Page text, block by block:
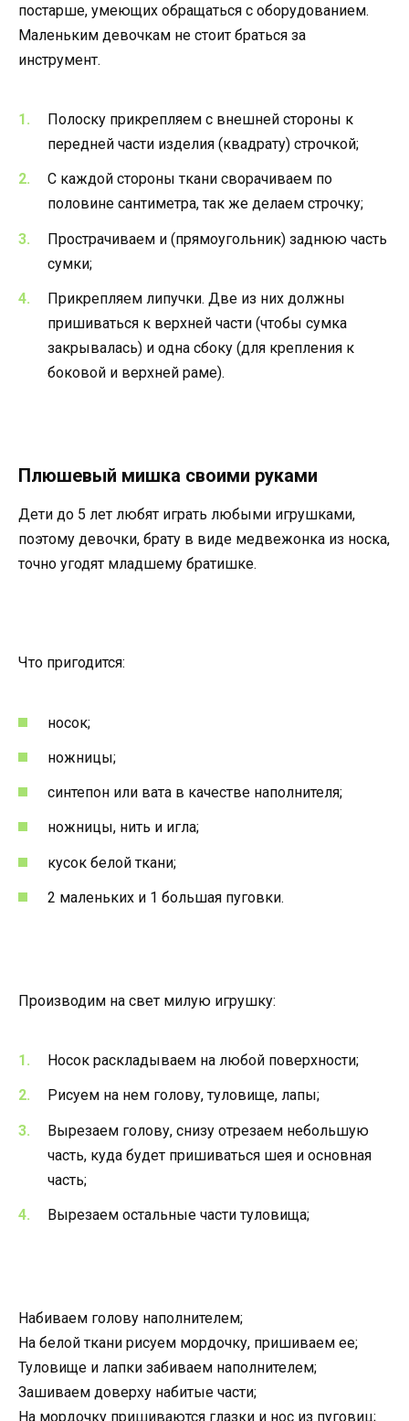
постарше, умеющих обращаться с оборудованием.
Маленьким девочкам не стоит браться за
инструмент.
Полоску прикрепляем с внешней стороны к
передней части изделия (квадрату) строчкой;
С каждой стороны ткани сворачиваем по
половине сантиметра, так же делаем строчку;
Прострачиваем и (прямоугольник) заднюю часть
сумки;
Прикрепляем липучки. Две из них должны
пришиваться к верхней части (чтобы сумка
закрывалась) и одна сбоку (для крепления к
боковой и верхней раме).
Плюшевый мишка своими руками
Дети до 5 лет любят играть любыми игрушками,
поэтому девочки, брату в виде медвежонка из носка,
точно угодят младшему братишке.
Что пригодится:
носок;
ножницы;
синтепон или вата в качестве наполнителя;
ножницы, нить и игла;
кусок белой ткани;
2 маленьких и 1 большая пуговки.
Производим на свет милую игрушку:
Носок раскладываем на любой поверхности;
Рисуем на нем голову, туловище, лапы;
Вырезаем голову, снизу отрезаем небольшую
часть, куда будет пришиваться шея и основная
часть;
Вырезаем остальные части туловища;
Набиваем голову наполнителем;
На белой ткани рисуем мордочку, пришиваем ее;
Туловище и лапки забиваем наполнителем;
Зашиваем доверху набитые части;
На мордочку пришиваются глазки и нос из пуговиц;